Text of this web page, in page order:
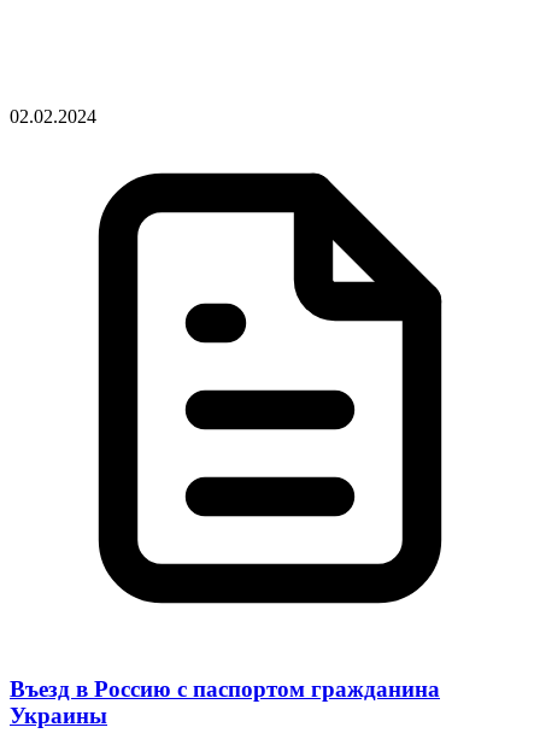
02.02.2024
Въезд в Россию с паспортом гражданина
Украины